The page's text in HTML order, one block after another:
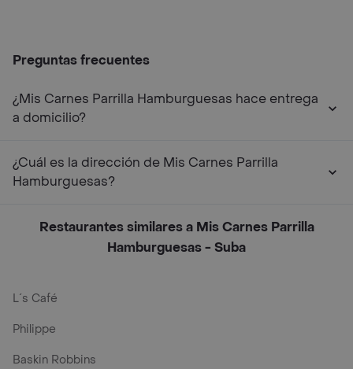
Preguntas frecuentes
¿Mis Carnes Parrilla Hamburguesas hace entrega
a domicilio?
¿Cuál es la dirección de Mis Carnes Parrilla
Hamburguesas?
Restaurantes similares a Mis Carnes Parrilla
Hamburguesas - Suba
L´s Café
Philippe
Baskin Robbins